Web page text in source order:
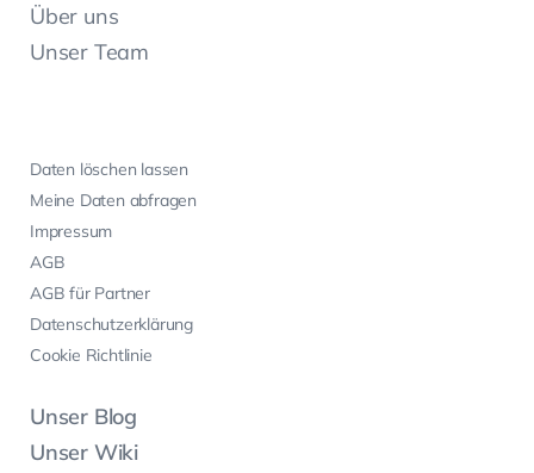
Über uns
Unser Team
Daten löschen lassen
Meine Daten abfragen
Impressum
AGB
AGB für Partner
Datenschutzerklärung
Cookie Richtlinie
Unser Blog
Unser Wiki